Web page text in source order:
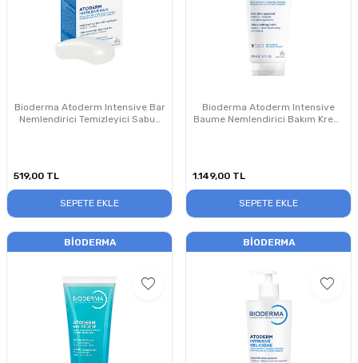
Bioderma Atoderm Intensive Bar
Nemlendirici Temizleyici Sabun
519,00 TL
SEPETE EKLE
Bioderma Atoderm Intensive
Baume Nemlendirici Bakım Kremi
1.149,00 TL
SEPETE EKLE
BIODERMA BIODERMA